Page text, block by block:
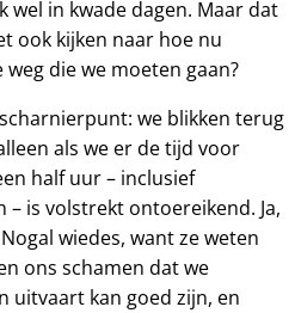
wel in kwade dagen. Maar dat
ook kijken naar hoe nu
die we moeten gaan?
we blikken terug
als we er de tijd voor
half uur – inclusief
– is volstrekt ontoereikend. Ja,
wiedes, want ze weten
ons schamen dat we
uitvaart kan goed zijn, en